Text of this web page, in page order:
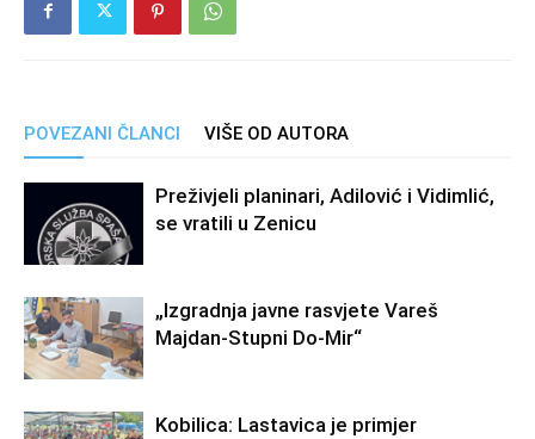
POVEZANI ČLANCI VIŠE OD AUTORA
Preživjeli planinari, Adilović i Vidimlić,
se vratili u Zenicu
„Izgradnja javne rasvjete Vareš
Majdan-Stupni Do-Mir“
Kobilica: Lastavica je primjer